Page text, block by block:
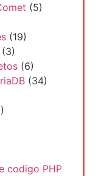
(5)
(19)
(3)
(6)
(34)
codigo PHP